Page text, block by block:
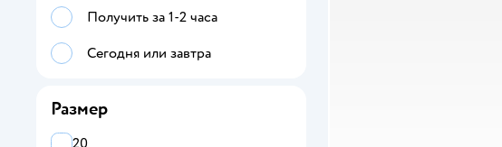
Чешки
Получить за 1-2 часа
Сегодня или завтра
Размер
20